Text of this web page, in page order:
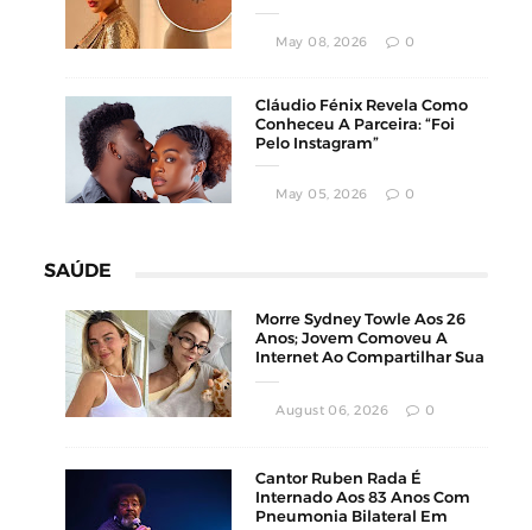
May 08, 2026 0
Cláudio Fénix Revela Como
Conheceu A Parceira: “Foi
Pelo Instagram”
May 05, 2026 0
SAÚDE
Morre Sydney Towle Aos 26
Anos; Jovem Comoveu A
Internet Ao Compartilhar Sua
August 06, 2026 0
Cantor Ruben Rada É
Internado Aos 83 Anos Com
Pneumonia Bilateral Em